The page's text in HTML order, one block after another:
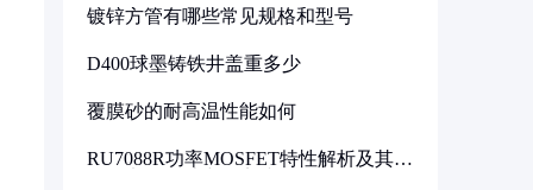
镀锌方管有哪些常见规格和型号
D400球墨铸铁井盖重多少
覆膜砂的耐高温性能如何
RU7088R功率MOSFET特性解析及其在